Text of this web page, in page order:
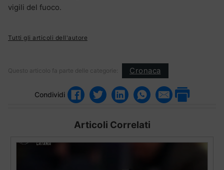
vigili del fuoco.
Tutti gli articoli dell'autore
Questo articolo fa parte delle categorie: Cronaca
Condividi
Articoli Correlati